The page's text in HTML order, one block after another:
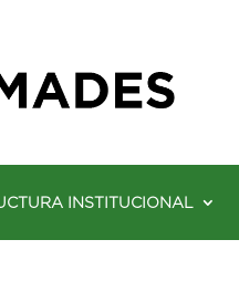
INSTITUCIONAL